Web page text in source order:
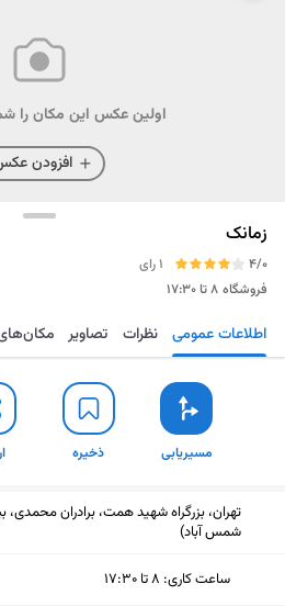
اولین عکس این مکان را
افزودن
زمانک
4/0
1 رای
فروشگاه ۸ تا ۱۷:۳۰
مسیریابی ذخیره اطلاعات عمومی نظرات تصاویر
مسیریابی ذخیره
تهران، بزرگراه شهید همت، برادران
شمس آباد)
ساعت کاری: ۸ تا ۱۷:۳۰